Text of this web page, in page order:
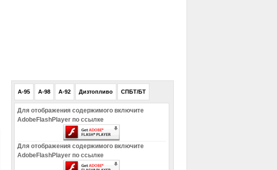
A-95 A-98 A-92 Дизтопливо СПБТ/БТ
Для отображения содержимого включите
AdobeFlashPlayer по ссылке
Для отображения содержимого включите
AdobeFlashPlayer по ссылке